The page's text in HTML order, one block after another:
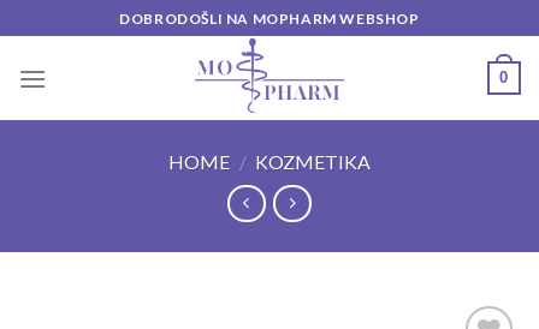
to
content
DOBRODOŠLI NA MOPHARM WEBSHOP
0
HOME / KOZMETIKA